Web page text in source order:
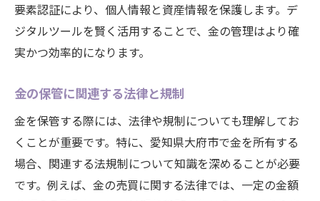
セキュリティ対策と金相場の関係性
長期保管時の相場変動への備え方
愛知県大府市での金の保管と市場動向をリンク
最新の市場動向を反映した保管戦略
愛知県大府市の投資信託と金相場の関連性
地域経済と金市場の相互作用の理解
保管方法と市場変動のシナジーを活用する
要素認証により、個人情報と資産情報を保護します。デ
ジタルツールを賢く活用することで、金の管理はより確
実かつ効率的になります。
金の保管に関連する法律と規制
金を保管する際には、法律や規制についても理解してお
くことが重要です。特に、愛知県大府市で金を所有する
場合、関連する法規制について知識を深めることが必要
です。例えば、金の売買に関する法律では、一定の金額